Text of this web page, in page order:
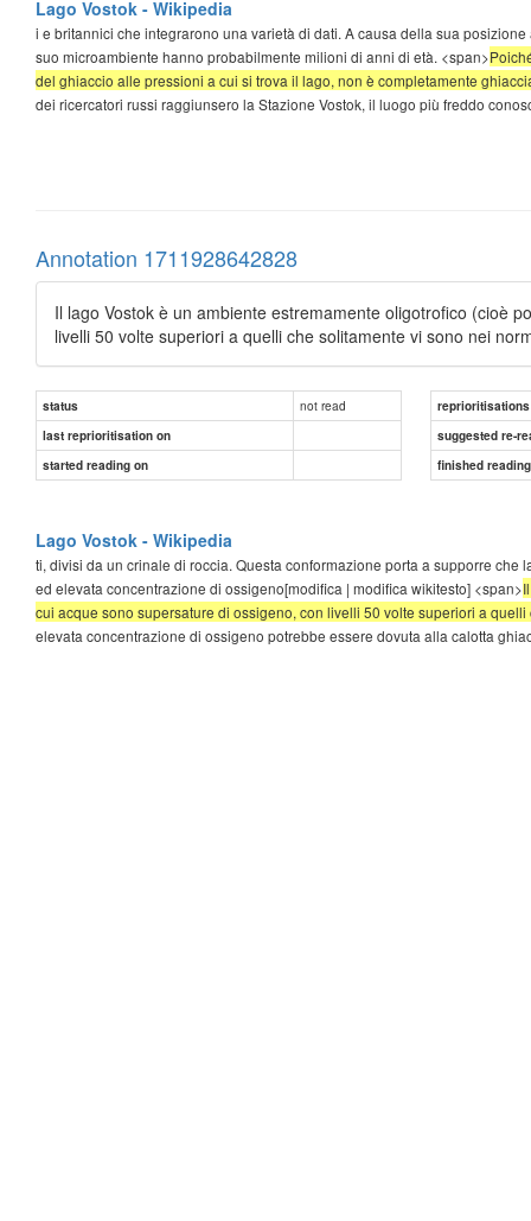
Lago Vostok - Wikipedia
i e britannici che integrarono una varietà di dati. A causa della sua
suo microambiente hanno probabilmente milioni di anni di età. <span>
del ghiaccio alle pressioni a cui si trova il lago, non è completamente
dei ricercatori russi raggiunsero la Stazione Vostok, il luogo più freddo
Annotation 1711928642828
Il lago Vostok è un ambiente estremamente oligotrofico (cioè
livelli 50 volte superiori a quelli che solitamente vi sono nei
status not read
reprioritisations
last reprioritisation on
suggested re-
started reading on
finished
Lago Vostok - Wikipedia
ti, divisi da un crinale di roccia. Questa conformazione porta a supporre
ed elevata concentrazione di ossigeno[modifica | modifica wikitesto] <span>
cui acque sono supersature di ossigeno, con livelli 50 volte superiori a
elevata concentrazione di ossigeno potrebbe essere dovuta alla calotta